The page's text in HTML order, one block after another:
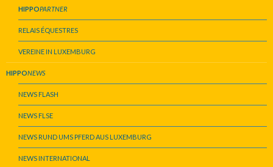
HIPPOPARTNER
RELAIS ÉQUESTRES
VEREINE IN LUXEMBURG
HIPPONEWS
NEWS FLASH
NEWS FLSE
NEWS RUND UMS PFERD AUS LUXEMBURG
NEWS INTERNATIONAL